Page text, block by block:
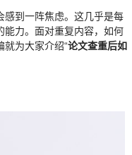
感到一阵焦虑。这几乎是每
能力。面对重复内容，如何
就为大家介绍“论文查重后如